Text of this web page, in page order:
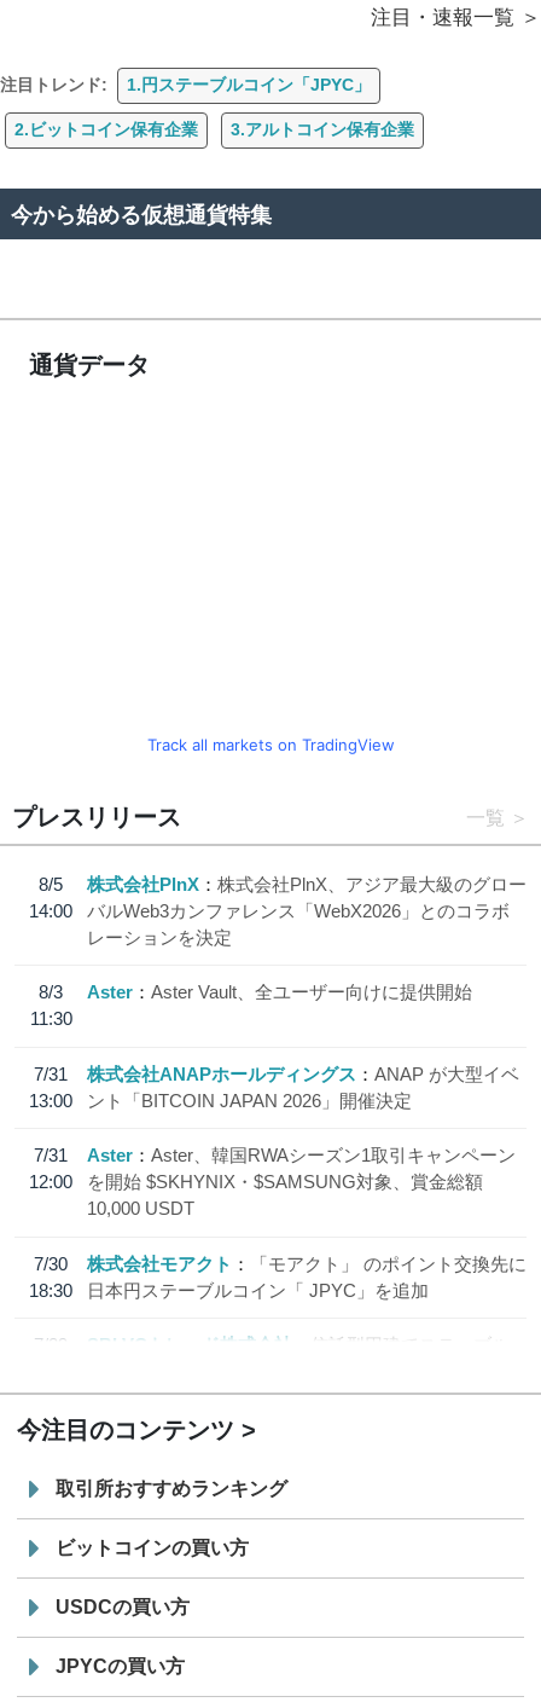
注目・速報一覧
注目トレンド: 1.円ステーブルコイン「JPYC」
2.ビットコイン保有企業 3.アルトコイン保有企業
今から始める仮想通貨特集
通貨データ
Track all markets on TradingView
プレスリリース 一覧
8/5
14:00
株式会社PlnX
株式会社PlnX、アジア最大級のグロー
バルWeb3カンファレンス「WebX2026」とのコラボ
レーションを決定
8/3
11:30
Aster Aster Vault、全ユーザー向けに提供開始
7/31
13:00
株式会社ANAPホールディングス
ANAP が大型イベ
ント「BITCOIN JAPAN 2026」開催決定
7/31
12:00
Aster
Aster、韓国RWAシーズン1取引キャンペーン
を開始 $SKHYNIX・$SAMSUNG対象、賞金総額
10,000 USDT
7/30
18:30
株式会社モアクト
「モアクト」 のポイント交換先に
日本円ステーブルコイン「 JPYC」を追加
7/29
SBI VCトレード株式会社
信託型円建てステーブル
今注目のコンテンツ
取引所おすすめランキング
ビットコインの買い方
USDCの買い方
JPYCの買い方